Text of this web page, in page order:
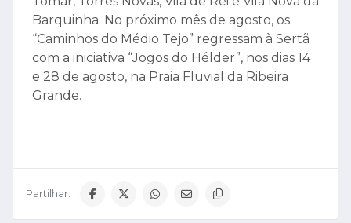
Tejo e pelos municípios de Sertã, Abrantes,
Alcanena, Constância, Entroncamento,
Ferreira do Zêzere, Mação, Ourém, Sardoal,
Tomar, Torres Novas, Vila de Rei e Vila Nova da
Barquinha. No próximo mês de agosto, os
Grande.